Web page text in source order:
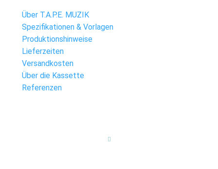
Über T.A.P.E. MUZIK
Spezifikationen & Vorlagen
Produktionshinweise
Lieferzeiten
Versandkosten
Über die Kassette
Referenzen
